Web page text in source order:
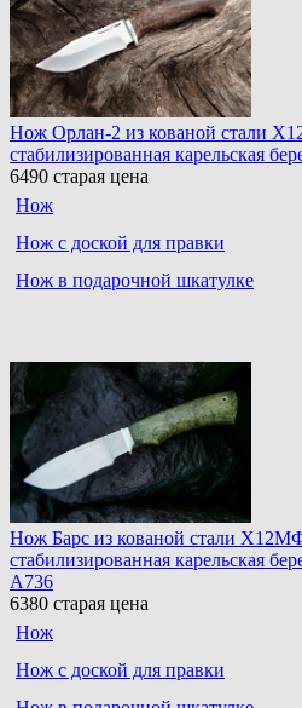
Нож Орлан-2 из кованой стали
стабилизированная карельская
6490 старая цена
Нож
Нож с доской для правки
Нож в подарочной шкатулке
Нож Барс из кованой стали
стабилизированная карельская
A736
6380 старая цена
Нож
Нож с доской для правки